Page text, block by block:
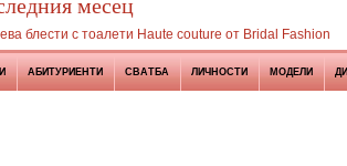
АБИТУРИЕНТИ СВАТБА ЛИЧНОСТИ МОДЕЛИ
месец
блести с тоалети Haute couture от Bridal Fashion